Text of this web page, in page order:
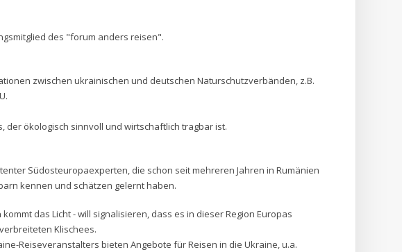
des "forum anders reisen".
zwischen ukrainischen und deutschen Naturschutzverbänden, z.B.
der ökologisch sinnvoll und wirtschaftlich tragbar ist.
Südosteuropaexperten, die schon seit mehreren Jahren in Rumänien
kennen und schätzen gelernt haben.
das Licht - will signalisieren, dass es in dieser Region Europas
Klischees.
Reiseveranstalters bieten Angebote für Reisen in die Ukraine, u.a.